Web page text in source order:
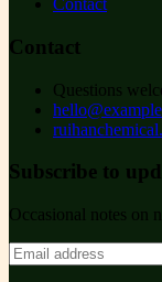
Contact
Contact
Questions
Subscribe to
Occasional notes on